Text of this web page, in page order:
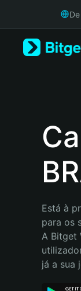
Русский
Português
Bahasa Indonesia
Português (Brasil)
Español (Argentina)
Está à
para os
A Bitget
já a sua